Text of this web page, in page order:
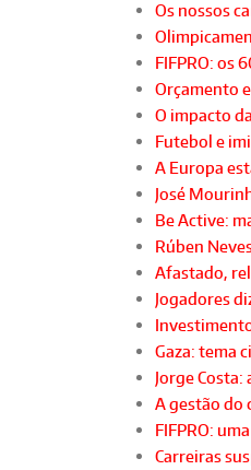
Os nossos
FIFPRO: os
Orçamento
O impacto
Futebol e
A Europa
José
Be Active:
Rúben
Afastado,
Jogadores
Gaza: tema
Jorge Costa:
A gestão do
FIFPRO:
Carreiras